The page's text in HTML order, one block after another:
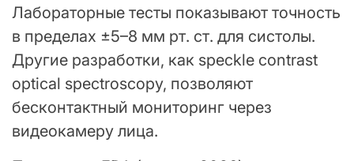
Лабораторные тесты показывают точность
в пределах ±5–8 мм рт. ст. для систолы.
Другие разработки, как speckle contrast
optical spectroscopy, позволяют
бесконтактный мониторинг через
видеокамеру лица.